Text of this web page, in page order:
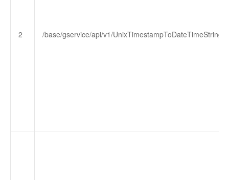
2 /base/gservice/api/v1/UnixTimestampToDateTimeString